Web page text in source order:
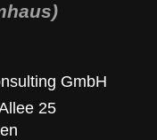
GmbH
25